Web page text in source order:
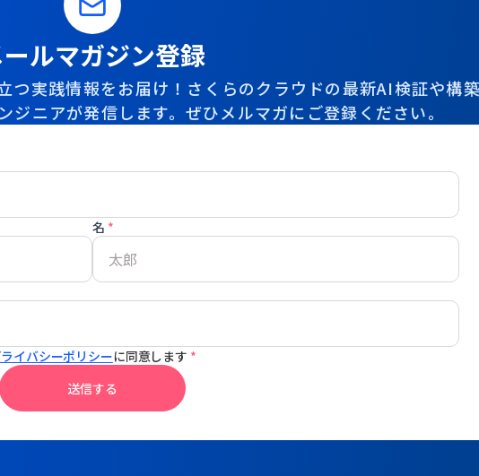
ルマガジン登録
つ実践情報をお届け！さくらのクラウドの最新AI検証や構
ジニアが発信します。ぜひメルマガにご登録ください。
名 *
イバシーポリシーに同意します *
送信する